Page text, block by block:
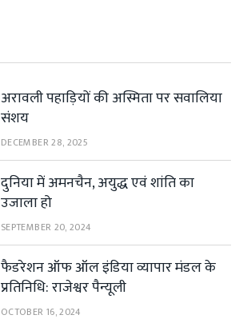
अरावली पहाड़ियों की अस्मिता पर सवालिया
संशय
DECEMBER 28, 2025
दुनिया में अमनचैन, अयुद्ध एवं शांति का
उजाला हो
SEPTEMBER 20, 2024
फैडरेशन ऑफ ऑल इंडिया व्यापार मंडल के
प्रतिनिधि: राजेश्वर पैन्यूली
OCTOBER 16, 2024